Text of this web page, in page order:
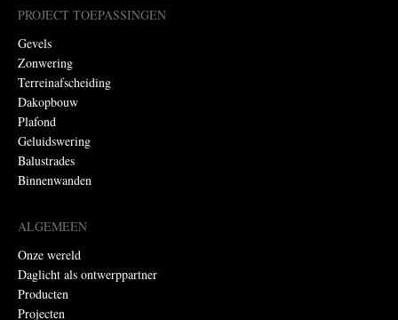
PROJECT TOEPASSINGEN
Gevels
Zonwering
Terreinafscheiding
Dakopbouw
Plafond
Geluidswering
Balustrades
Binnenwanden
ALGEMEEN
Onze wereld
Daglicht als ontwerppartner
Producten
Projecten